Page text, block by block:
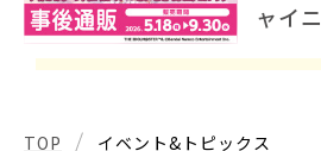
ャイ
せい
TOP イベント&トピックス